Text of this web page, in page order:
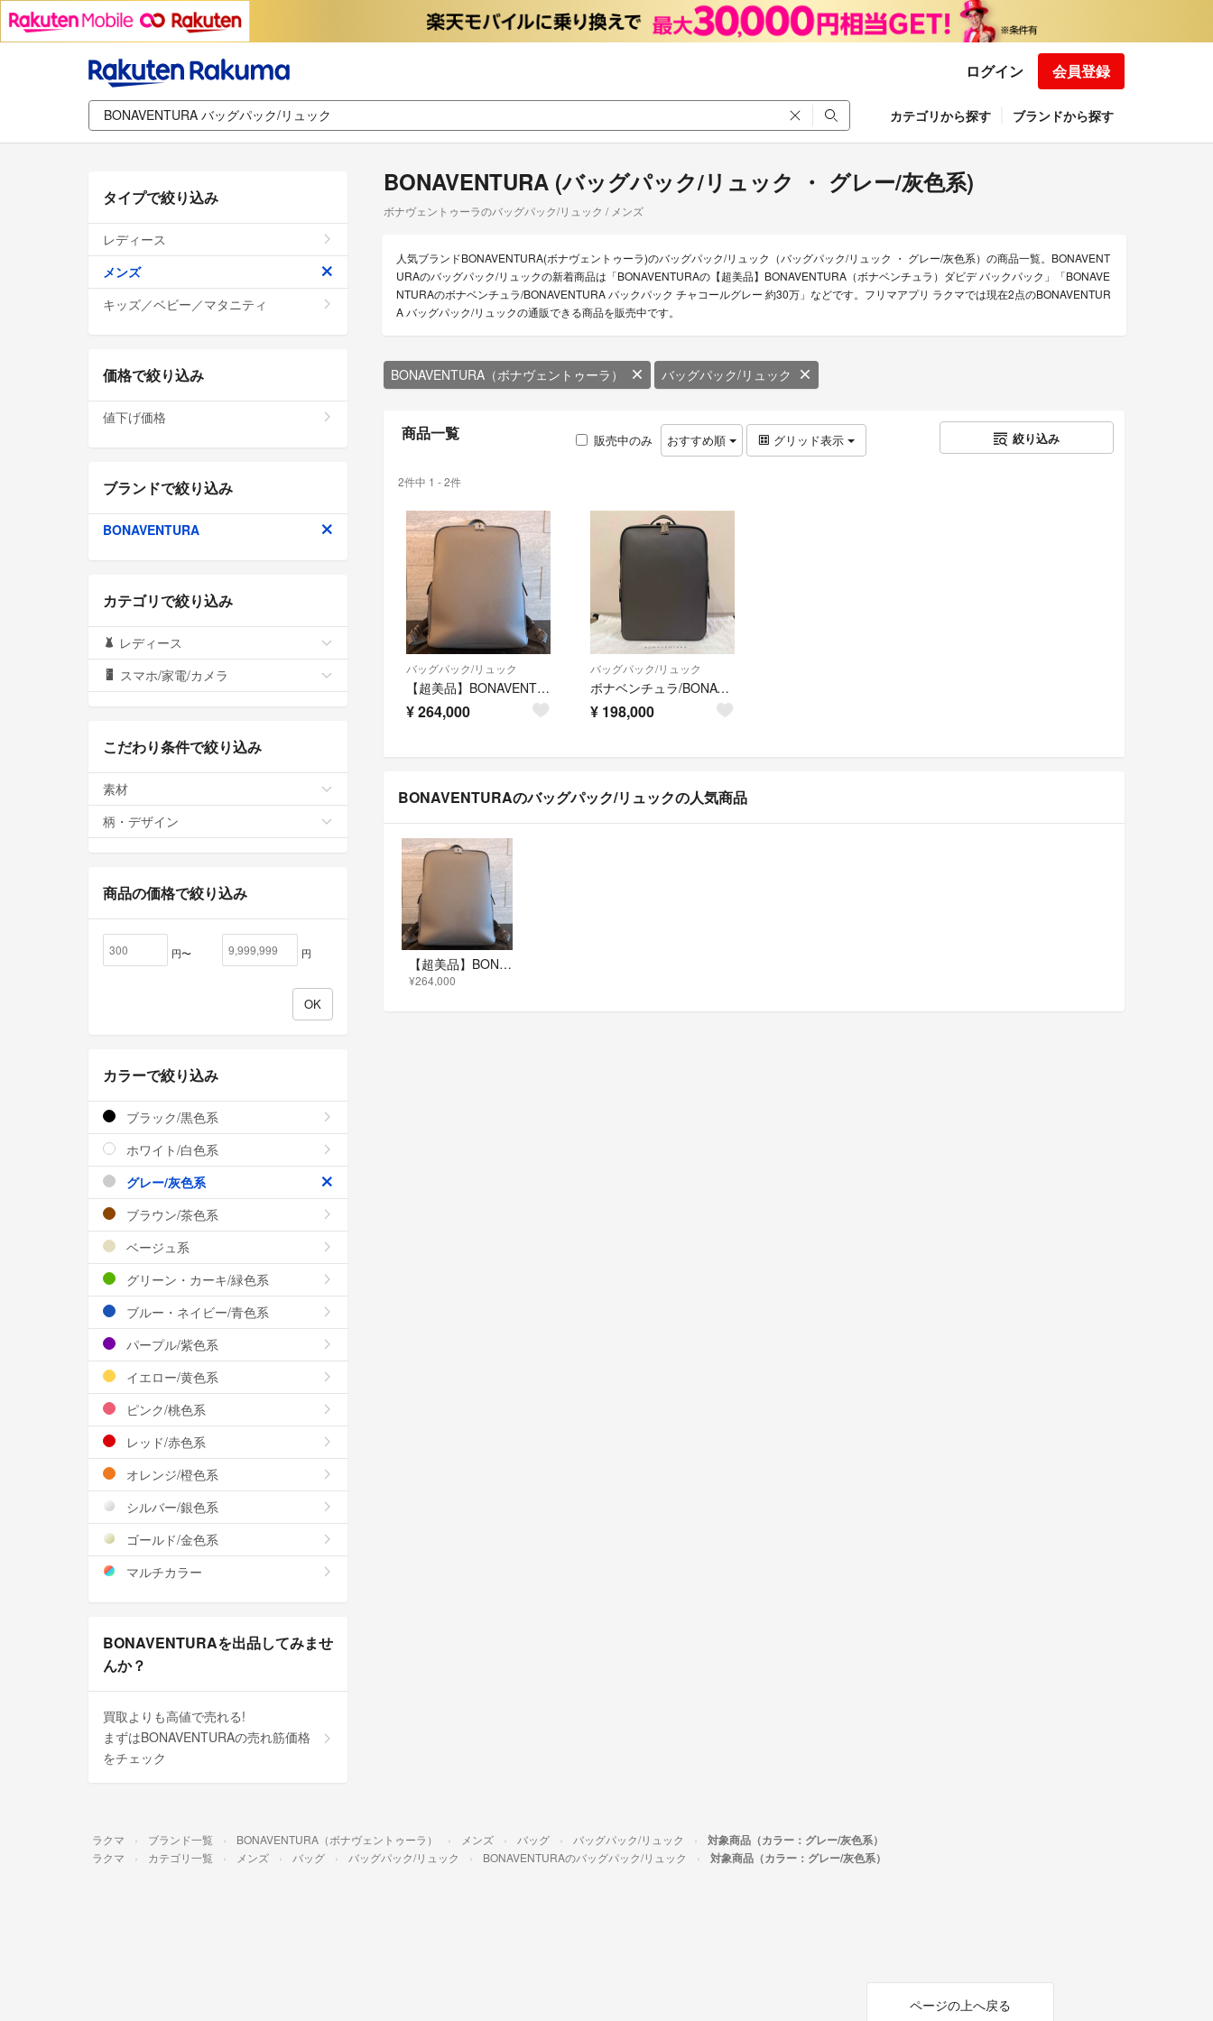
ログイン 会員登録
カテゴリから探す ブランドから探す
BONAVENTURA (バッグパック/リュック ・ グレー/灰色系)
ボナヴェントゥーラのバッグパック/リュック / メンズ
人気ブランドBONAVENTURA(ボナヴェントゥーラ)のバッグパック/リュック（バッグパック/リュック ・ グレー/灰色系）の商品一覧。BONAVENT
URAのバッグパック/リュックの新着商品は「BONAVENTURAの【超美品】BONAVENTURA（ボナベンチュラ）ダビデ バックパック」「BONAVE
NTURAのボナベンチュラ/BONAVENTURA バックパック チャコールグレー 約30万」などです。フリマアプリ ラクマでは現在2点のBONAVENTUR
A バッグパック/リュックの通販できる商品を販売中です。
BONAVENTURA（ボナヴェントゥーラ） バッグパック/リュック
商品一覧 販売中のみ おすすめ順 グリッド表示 絞り込み
2件中 1 - 2件
バッグパック/リュック
【超美品】BONAVENTURA（ボナベンチュラ）ダビデ バックパック
¥264,000
バッグパック/リュック
ボナベンチュラ/BONAVENTURA バックパック チャコールグレー 約30万
¥ 198,000
BONAVENTURAのバッグパック/リュックの人気商品
【超美品】BONAVENTURA（ボナベンチュラ）ダビデ バックパック
¥264,000
タイプで絞り込み
レディース
メンズ
キッズ／ベビー／マタニティ
価格で絞り込み
値下げ価格
ブランドで絞り込み
BONAVENTURA
カテゴリで絞り込み
レディース
スマホ/家電/カメラ
こだわり条件で絞り込み
素材
柄・デザイン
商品の価格で絞り込み
円〜 円
カラーで絞り込み
ブラック/黒色系
ホワイト/白色系
グレー/灰色系
ブラウン/茶色系
ベージュ系
グリーン・カーキ/緑色系
ブルー・ネイビー/青色系
パープル/紫色系
イエロー/黄色系
ピンク/桃色系
レッド/赤色系
オレンジ/橙色系
シルバー/銀色系
ゴールド/金色系
マルチカラー
BONAVENTURAを出品してみませ
んか？
買取よりも高値で売れる!
まずはBONAVENTURAの売れ筋価格
をチェック
ラクマ ブランド一覧 BONAVENTURA（ボナヴェントゥーラ） メンズ バッグ バッグパック/リュック 対象商品（カラー：グレー/灰色系）
ラクマ カテゴリ一覧 メンズ バッグ バッグパック/リュック BONAVENTURAのバッグパック/リュック 対象商品（カラー：グレー/灰色系）
ページの上へ戻る